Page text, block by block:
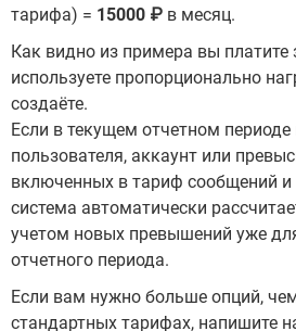
тарифа) = 15000 ₽ в месяц.
Как видно из примера вы платите
используете пропорционально
создаёте.
Если в текущем отчетном
пользователя, аккаунт или
включенных в тариф сообщений
система автоматически
учетом новых превышений уже
отчетного периода.
Если вам нужно больше опций,
стандартных тарифах, напишите